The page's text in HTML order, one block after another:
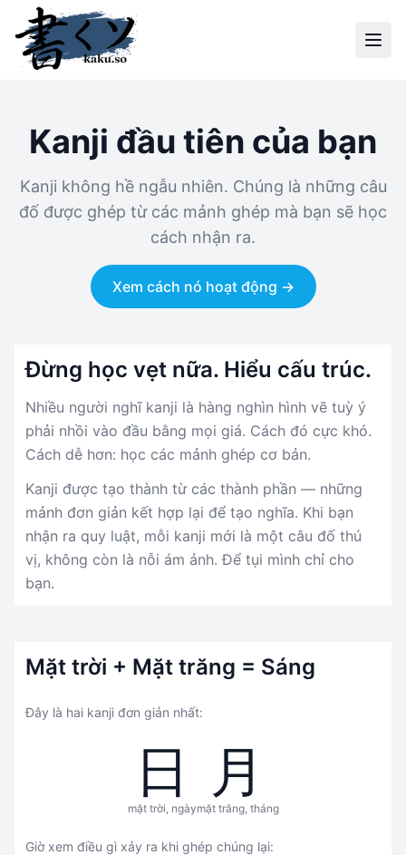
Kanji đầu tiên của bạn
Kanji không hề ngẫu nhiên. Chúng là những câu
đố được ghép từ các mảnh ghép mà bạn sẽ học
cách nhận ra.
Xem cách nó hoạt động →
Đừng học vẹt nữa. Hiểu cấu trúc.
Nhiều người nghĩ kanji là hàng nghìn hình vẽ tuỳ ý
phải nhồi vào đầu bằng mọi giá. Cách đó cực khó.
Cách dễ hơn: học các mảnh ghép cơ bản.
Kanji được tạo thành từ các thành phần — những
mảnh đơn giản kết hợp lại để tạo nghĩa. Khi bạn
nhận ra quy luật, mỗi kanji mới là một câu đố thú
vị, không còn là nỗi ám ảnh. Để tụi mình chỉ cho
bạn.
Mặt trời + Mặt trăng = Sáng
Đây là hai kanji đơn giản nhất:
日
mặt trời, ngày
月
mặt trăng, tháng
Giờ xem điều gì xảy ra khi ghép chúng lại: